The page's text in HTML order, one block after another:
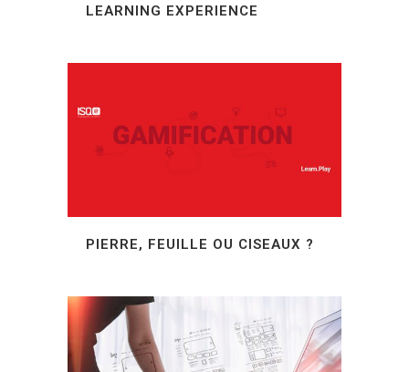
LEARNING EXPERIENCE
PIERRE, FEUILLE OU CISEAUX ?